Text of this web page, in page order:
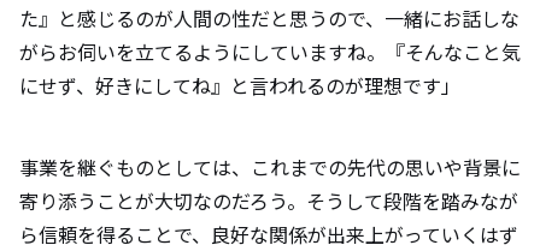
た』と感じるのが人間の性だと思うので、一緒にお話しな
がらお伺いを立てるようにしていますね。『そんなこと気
にせず、好きにしてね』と言われるのが理想です」
事業を継ぐものとしては、これまでの先代の思いや背景に
寄り添うことが大切なのだろう。そうして段階を踏みなが
ら信頼を得ることで、良好な関係が出来上がっていくはず